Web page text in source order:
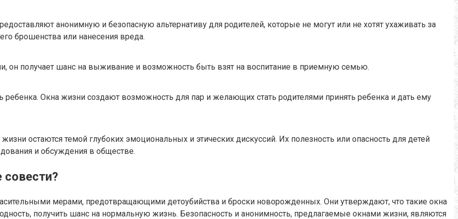
анонимную и безопасную альтернативу для родителей, которые не могут или не хотят ухаживать за
брошенства или нанесения вреда.
он получает шанс на выживание и возможность быть взят на воспитание в приемную семью.
Окна жизни создают возможность для пар и желающих стать родителями принять ребенка и дать ему
остаются темой глубоких эмоциональных и этических дискуссий. Их полезность или опасность для детей
и обсуждения в обществе.
совести?
мерами, предотвращающими детоубийства и броски новорожденных. Они утверждают, что такие окна
получить шанс на нормальную жизнь. Безопасность и анонимность, предлагаемые окнами жизни, являются